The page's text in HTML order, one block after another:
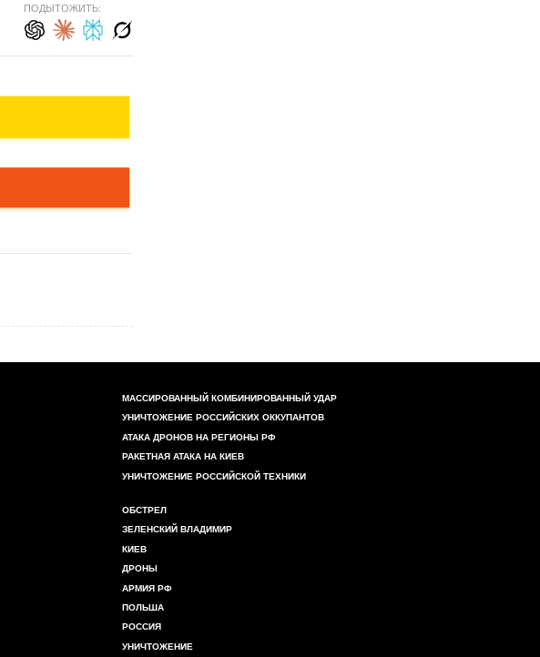
ПОДЫТОЖИТЬ:
МАССИРОВАННЫЙ КОМБИНИРОВАННЫЙ УДАР
УНИЧТОЖЕНИЕ РОССИЙСКИХ ОККУПАНТОВ
АТАКА ДРОНОВ НА РЕГИОНЫ РФ
РАКЕТНАЯ АТАКА НА КИЕВ
УНИЧТОЖЕНИЕ РОССИЙСКОЙ ТЕХНИКИ
ОБСТРЕЛ
ЗЕЛЕНСКИЙ ВЛАДИМИР
КИЕВ
ДРОНЫ
АРМИЯ РФ
ПОЛЬША
РОССИЯ
УНИЧТОЖЕНИЕ